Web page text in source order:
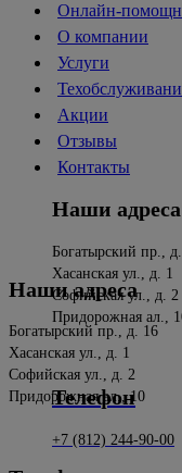
Вконтакте
открывается
новом
окне
Telegram
открывается
новом
окне
Онлайн-
О компании
Услуги
Акции
Отзывы
Контакты
Наши адреса
Богатырский пр., д. 16
Хасанская ул., д. 1
Софийская ул., д. 2
Придорожная ал., 10
Наши адреса
Богатырский пр.,
Хасанская ул., д. 1
Софийская ул., д. 2
Придорожная ал.,
Телефон
+7 (812) 244-90-00